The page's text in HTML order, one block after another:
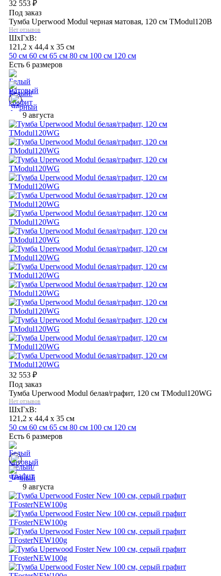
32 553 ₽
Под заказ
Тумба Uperwood Modul черная матовая, 120 см TModul120B
Нет отзывов
ШхГхВ:
121,2 x 44,4 x 35 см
50 см 60 см 65 см 80 см 100 см 120 см
Есть 6 размеров
9 августа
32 553 ₽
Под заказ
Тумба Uperwood Modul белая/графит, 120 см TModul120WG
Нет отзывов
ШхГхВ:
121,2 x 44,4 x 35 см
50 см 60 см 65 см 80 см 100 см 120 см
Есть 6 размеров
9 августа